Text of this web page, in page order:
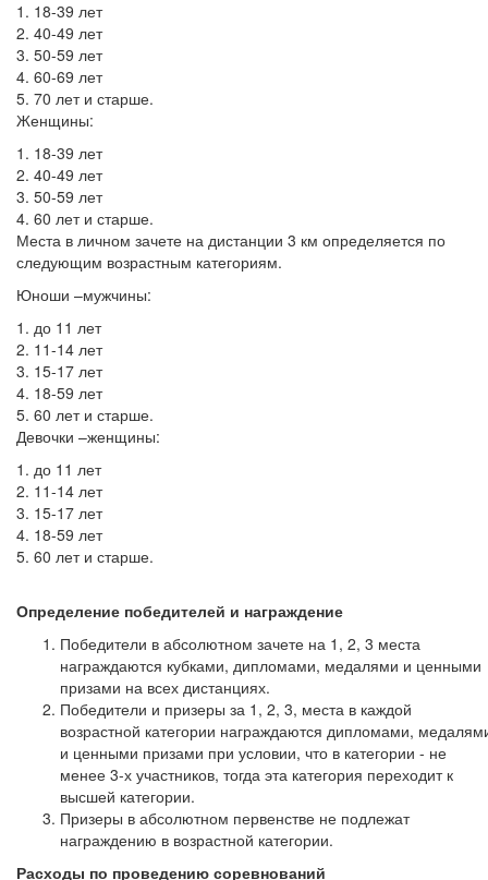
1. 18-39 лет
2. 40-49 лет
3. 50-59 лет
4. 60-69 лет
5. 70 лет и старше.
Женщины:
1. 18-39 лет
2. 40-49 лет
3. 50-59 лет
4. 60 лет и старше.
Места в личном зачете на дистанции 3 км определяется по
следующим возрастным категориям.
Юноши –мужчины:
1. до 11 лет
2. 11-14 лет
3. 15-17 лет
4. 18-59 лет
5. 60 лет и старше.
Девочки –женщины:
1. до 11 лет
2. 11-14 лет
3. 15-17 лет
4. 18-59 лет
5. 60 лет и старше.
Определение победителей и награждение
Победители в абсолютном зачете на 1, 2, 3 места
награждаются кубками, дипломами, медалями и ценными
призами на всех дистанциях.
Победители и призеры за 1, 2, 3, места в каждой
возрастной категории награждаются дипломами,
и ценными призами при условии, что в категории - не
менее 3-х участников, тогда эта категория переходит к
высшей категории.
Призеры в абсолютном первенстве не подлежат
награждению в возрастной категории.
Расходы по проведению соревнований